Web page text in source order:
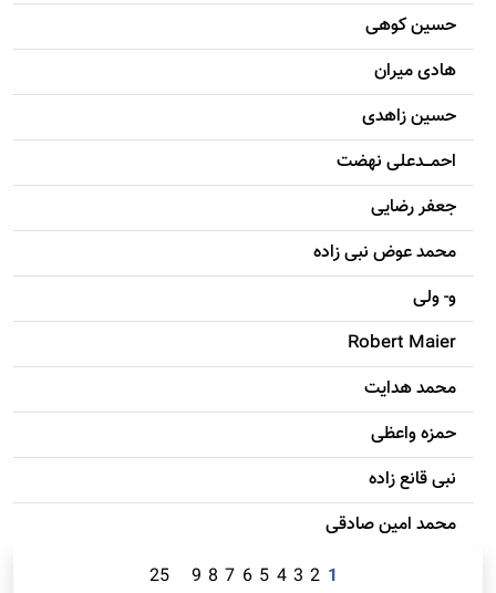
حسين کوهی
هادی ميران
حسين زاهدی
احمـــدعلی نهضت
جعفر رضایی
محمد عوض نبی زاده
و- ولی
Robert Maier
محمد هدایت
حمزه واعظی
نبی قانع زاده
محمد امين صادقی
1
2
3
4
5
6
7
8
9
25